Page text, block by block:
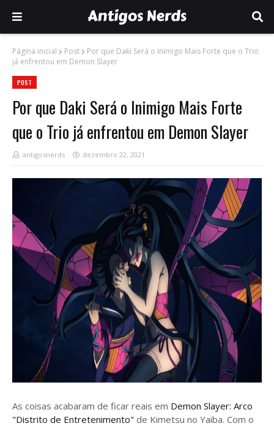
Página inicial Post
Por que Daki Será o Inimigo Mais Forte que o Trio
já enfrentou em Demon Slayer
POST
Por que Daki Será o Inimigo Mais Forte
que o Trio já enfrentou em Demon Slayer
antigosnerds dezembro 22, 2021
As coisas acabaram de ficar reais em Demon Slayer: Arco
"Distrito de Entretenimento" de Kimetsu no Yaiba. Com o